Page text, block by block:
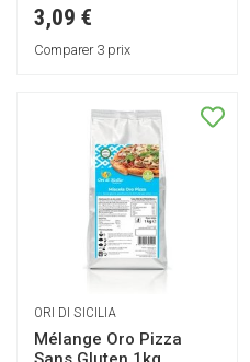
3,09 €
Comparer 3 prix
ORI DI SICILIA
Mélange Oro Pizza